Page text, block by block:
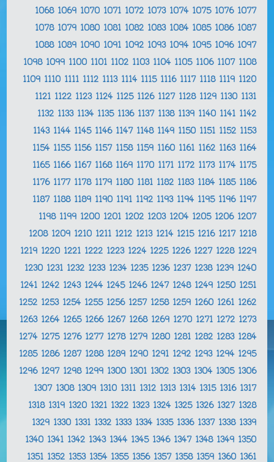
1068 1069 1070 1071 1072 1073 1074 1075 1076 1077
1078 1079 1080 1081 1082 1083 1084 1085 1086 1087
1088 1089 1090 1091 1092 1093 1094 1095 1096 1097
1098 1099 1100 1101 1102 1103 1104 1105 1106 1107 1108
1109 1110 1111 1112 1113 1114 1115 1116 1117 1118 1119 1120
1121 1122 1123 1124 1125 1126 1127 1128 1129 1130 1131
1132 1133 1134 1135 1136 1137 1138 1139 1140 1141 1142
1143 1144 1145 1146 1147 1148 1149 1150 1151 1152 1153
1154 1155 1156 1157 1158 1159 1160 1161 1162 1163 1164
1165 1166 1167 1168 1169 1170 1171 1172 1173 1174 1175
1176 1177 1178 1179 1180 1181 1182 1183 1184 1185 1186
1187 1188 1189 1190 1191 1192 1193 1194 1195 1196 1197
1198 1199 1200 1201 1202 1203 1204 1205 1206 1207
1208 1209 1210 1211 1212 1213 1214 1215 1216 1217 1218
1219 1220 1221 1222 1223 1224 1225 1226 1227 1228 1229
1230 1231 1232 1233 1234 1235 1236 1237 1238 1239 1240
1241 1242 1243 1244 1245 1246 1247 1248 1249 1250 1251
1252 1253 1254 1255 1256 1257 1258 1259 1260 1261 1262
1263 1264 1265 1266 1267 1268 1269 1270 1271 1272 1273
1274 1275 1276 1277 1278 1279 1280 1281 1282 1283 1284
1285 1286 1287 1288 1289 1290 1291 1292 1293 1294 1295
1296 1297 1298 1299 1300 1301 1302 1303 1304 1305 1306
1307 1308 1309 1310 1311 1312 1313 1314 1315 1316 1317
1318 1319 1320 1321 1322 1323 1324 1325 1326 1327 1328
1329 1330 1331 1332 1333 1334 1335 1336 1337 1338 1339
1340 1341 1342 1343 1344 1345 1346 1347 1348 1349 1350
1351 1352 1353 1354 1355 1356 1357 1358 1359 1360 1361